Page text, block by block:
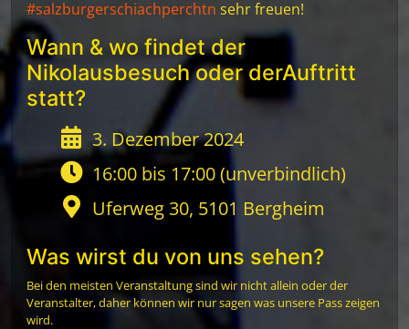
#salzburgerschiachperchtn sehr freuen!
Wann & wo findet der
Nikolausbesuch oder derAuftritt
statt?
3. Dezember 2024
16:00 bis 17:00 (unverbindlich)
Uferweg 30, 5101 Bergheim
Was wirst du von uns sehen?
Bei den meisten Veranstaltung sind wir nicht allein oder der
Veranstalter, daher können wir nur sagen was unsere Pass zeigen
wird.